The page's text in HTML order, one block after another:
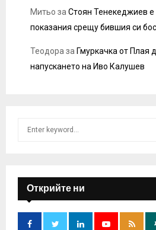
Митьо за Стоян Тенекеджиев е
показания срещу бившия си бос
Теодора за Гмуркачка от Плая
напускането на Иво Калушев
f
o
Открийте ни